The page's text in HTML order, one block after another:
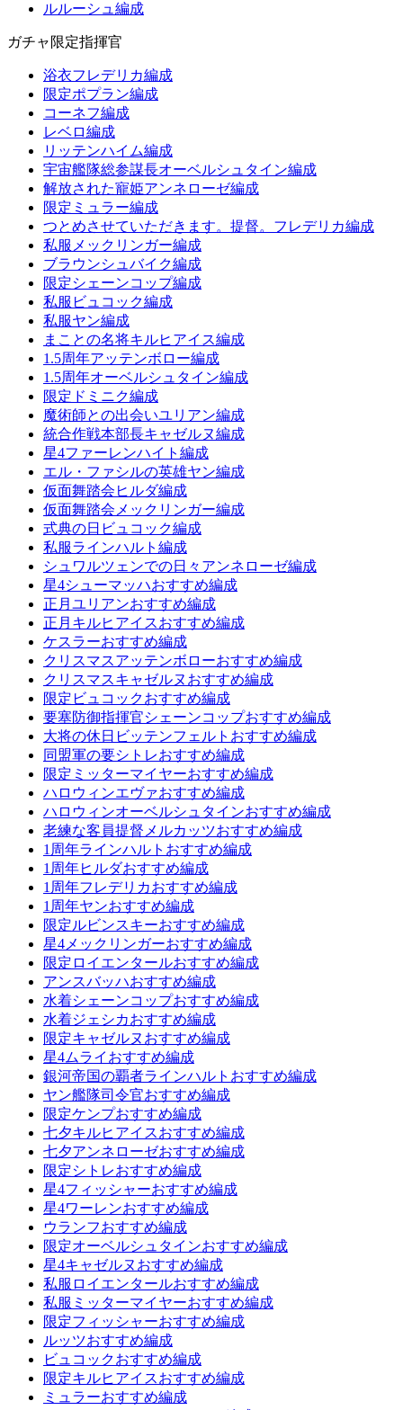
ルルーシュ編成
ガチャ限定指揮官
浴衣フレデリカ編成
限定ポプラン編成
コーネフ編成
レベロ編成
リッテンハイム編成
宇宙艦隊総参謀長オーベルシュタイン編成
解放された寵姫アンネローゼ編成
限定ミュラー編成
つとめさせていただきます。提督。フレデリカ編成
私服メックリンガー編成
ブラウンシュバイク編成
限定シェーンコップ編成
私服ビュコック編成
私服ヤン編成
まことの名将キルヒアイス編成
1.5周年アッテンボロー編成
1.5周年オーベルシュタイン編成
限定ドミニク編成
魔術師との出会いユリアン編成
統合作戦本部長キャゼルヌ編成
星4ファーレンハイト編成
エル・ファシルの英雄ヤン編成
仮面舞踏会ヒルダ編成
仮面舞踏会メックリンガー編成
式典の日ビュコック編成
私服ラインハルト編成
シュワルツェンでの日々アンネローゼ編成
星4シューマッハおすすめ編成
正月ユリアンおすすめ編成
正月キルヒアイスおすすめ編成
ケスラーおすすめ編成
クリスマスアッテンボローおすすめ編成
クリスマスキャゼルヌおすすめ編成
限定ビュコックおすすめ編成
要塞防御指揮官シェーンコップおすすめ編成
大将の休日ビッテンフェルトおすすめ編成
同盟軍の要シトレおすすめ編成
限定ミッターマイヤーおすすめ編成
ハロウィンエヴァおすすめ編成
ハロウィンオーベルシュタインおすすめ編成
老練な客員提督メルカッツおすすめ編成
1周年ラインハルトおすすめ編成
1周年ヒルダおすすめ編成
1周年フレデリカおすすめ編成
1周年ヤンおすすめ編成
限定ルビンスキーおすすめ編成
星4メックリンガーおすすめ編成
限定ロイエンタールおすすめ編成
アンスバッハおすすめ編成
水着シェーンコップおすすめ編成
水着ジェシカおすすめ編成
限定キャゼルヌおすすめ編成
星4ムライおすすめ編成
銀河帝国の覇者ラインハルトおすすめ編成
ヤン艦隊司令官おすすめ編成
限定ケンプおすすめ編成
七夕キルヒアイスおすすめ編成
七夕アンネローゼおすすめ編成
限定シトレおすすめ編成
星4フィッシャーおすすめ編成
星4ワーレンおすすめ編成
ウランフおすすめ編成
限定オーベルシュタインおすすめ編成
星4キャゼルヌおすすめ編成
私服ロイエンタールおすすめ編成
私服ミッターマイヤーおすすめ編成
限定フィッシャーおすすめ編成
ルッツおすすめ編成
ビュコックおすすめ編成
限定キルヒアイスおすすめ編成
ミュラーおすすめ編成